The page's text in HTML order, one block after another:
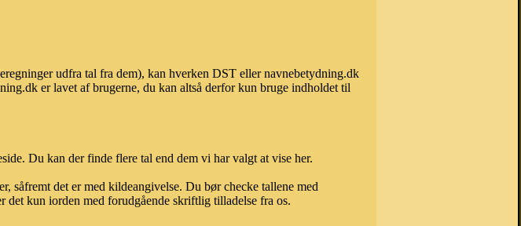
udfra tal fra dem), kan hverken DST eller navnebetydning.dk
er lavet af brugerne, du kan altså derfor kun bruge indholdet til
Du kan der finde flere tal end dem vi har valgt at vise her.
såfremt det er med kildeangivelse. Du bør checke tallene med
kun iorden med forudgående skriftlig tilladelse fra os.